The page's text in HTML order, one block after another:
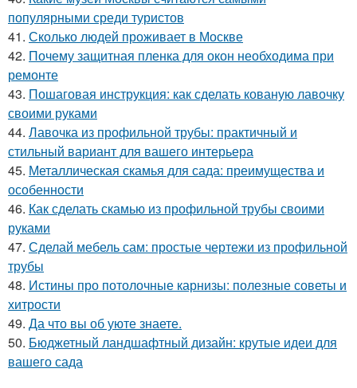
популярными среди туристов
41. Сколько людей проживает в Москве
42. Почему защитная пленка для окон необходима при
ремонте
43. Пошаговая инструкция: как сделать кованую лавочку
своими руками
44. Лавочка из профильной трубы: практичный и
стильный вариант для вашего интерьера
45. Металлическая скамья для сада: преимущества и
особенности
46. Как сделать скамью из профильной трубы своими
руками
47. Сделай мебель сам: простые чертежи из профильной
трубы
48. Истины про потолочные карнизы: полезные советы и
хитрости
49. Да что вы об уюте знаете.
50. Бюджетный ландшафтный дизайн: крутые идеи для
вашего сада